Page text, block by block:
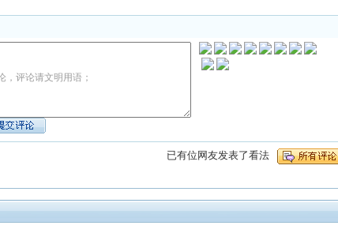
，评论请文明用语；
已有位网友发表了看法